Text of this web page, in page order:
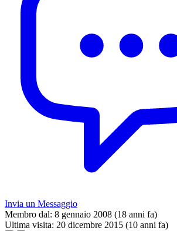
Invia un Messaggio
Membro dal: 8 gennaio 2008 (18 anni fa)
Ultima visita: 20 dicembre 2015 (10 anni fa)